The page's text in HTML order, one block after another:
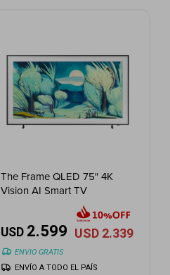
The Frame QLED 75" 4K
Vision AI Smart TV
USD 2.599 USD 2.339
ENVIO GRATIS
ENVÍO A TODO EL PAÍS